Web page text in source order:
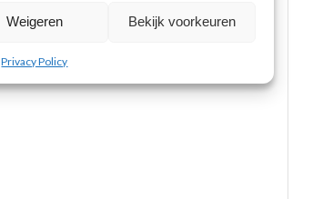
Weigeren Bekijk voorkeuren
Privacy Policy